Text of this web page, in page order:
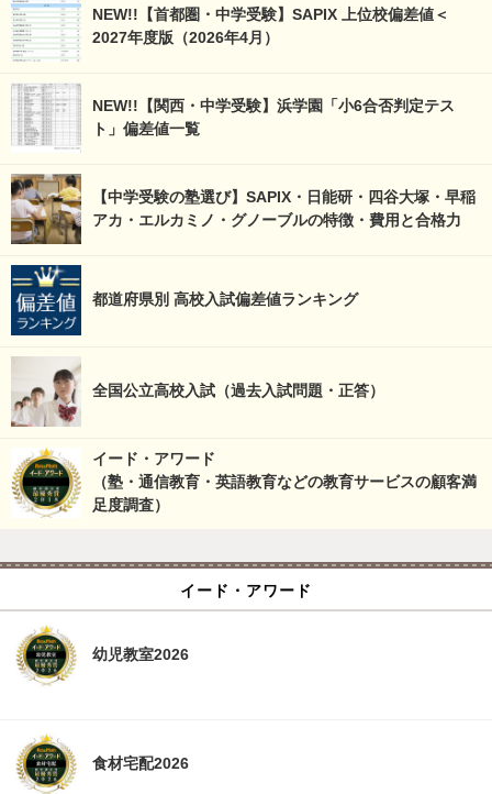
NEW!!【首都圏・中学受験】SAPIX 上位校偏差値＜
2027年度版（2026年4月）
NEW!!【関西・中学受験】浜学園「小6合否判定テス
ト」偏差値一覧
【中学受験の塾選び】SAPIX・日能研・四谷大塚・早稲
アカ・エルカミノ・グノーブルの特徴・費用と合格力
都道府県別 高校入試偏差値ランキング
全国公立高校入試（過去入試問題・正答）
イード・アワード
（塾・通信教育・英語教育などの教育サービスの顧客満
足度調査）
イード・アワード
幼児教室2026
食材宅配2026